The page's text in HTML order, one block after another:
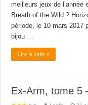
meilleurs jeux de
Breath of the Wild ?
période, le 10 mars 2017
bijou …
Lire la suite »
Ex-Arm, tome 5